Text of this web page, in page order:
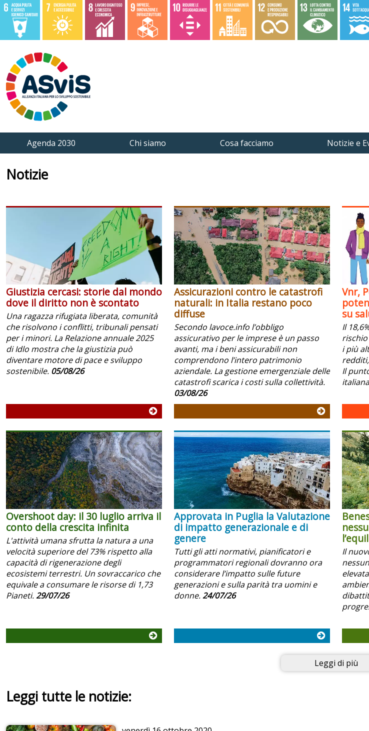
Agenda 2030 Chi siamo Cosa facciamo Notizie e
Notizie
Giustizia cercasi: storie dal mondo
dove il diritto non è scontato
Una ragazza rifugiata liberata, comunità
che risolvono i conflitti, tribunali pensati
per i minori. La Relazione annuale 2025
di Idlo mostra che la giustizia può
diventare motore di pace e sviluppo
sostenibile. 05/08/26
Assicurazioni contro le catastrofi
naturali: in Italia restano poco
diffuse
Secondo lavoce.info l’obbligo
assicurativo per le imprese è un passo
avanti, ma i beni assicurabili non
comprendono l’intero patrimonio
aziendale. La gestione emergenziale delle
catastrofi scarica i costi sulla collettività.
03/08/26
Vnr,
su
Il
i più
Il
Overshoot day: il 30 luglio arriva il
conto della crescita infinita
L'attività umana sfrutta la natura a una
velocità superiore del 73% rispetto alla
capacità di rigenerazione degli
ecosistemi terrestri. Un sovraccarico che
equivale a consumare le risorse di 1,73
Pianeti.29/07/26
Approvata in Puglia la Valutazione
di impatto generazionale e di
genere
Tutti gli atti normativi, pianificatori e
programmatori regionali dovranno ora
considerare l’impatto sulle future
generazioni e sulla parità tra uomini e
donne.24/07/26
Il
Leggi di più
Leggi tutte le notizie: